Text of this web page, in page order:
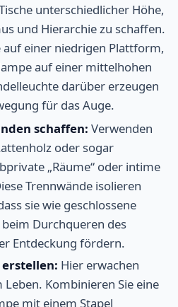
unterschiedlicher Höhe,
und Hierarchie zu schaffen.
auf einer niedrigen Plattform,
auf einer mittelhohen
darüber erzeugen
für das Auge.
schaffen: Verwenden
oder sogar
„Räume“ oder intime
Trennwände isolieren
sie wie geschlossene
Durchqueren des
Entdeckung fördern.
Hier erwachen
Kombinieren Sie eine
mit einem Stapel